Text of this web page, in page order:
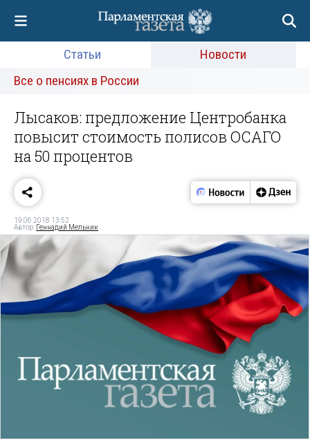
Статьи
Новости
Все о пенсиях в России
Лысаков: предложение Центробанка
повысит стоимость полисов ОСАГО
на 50 процентов
19.06.2018 13:52
Автор: Геннадий Мельник